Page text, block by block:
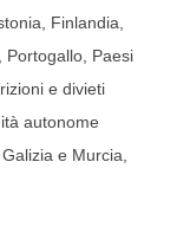
Finlandia,
Portogallo, Paesi
e divieti
autonome
e Murcia,